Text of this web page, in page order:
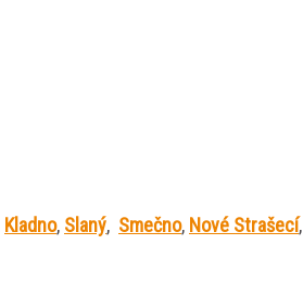
Kladno, Slaný, Smečno, Nové Strašecí,